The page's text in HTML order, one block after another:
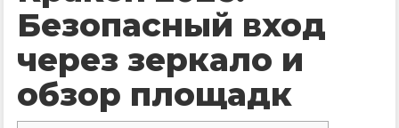
Безопасный вход
через зеркало и
обзор площадк